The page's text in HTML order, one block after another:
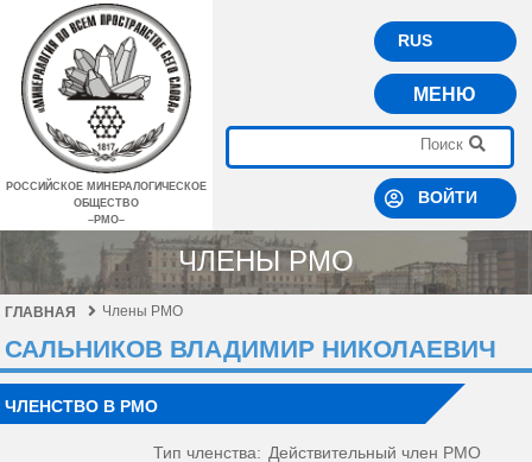
РОССИЙСКОЕ МИНЕРАЛОГИЧЕСКОЕ
ОБЩЕСТВО
–РМО–
RUS
МЕНЮ
ВОЙТИ
ЧЛЕНЫ РМО
ГЛАВНАЯ Члены РМО
САЛЬНИКОВ ВЛАДИМИР НИКОЛАЕВИЧ
ЧЛЕНСТВО В РМО
Тип членства: Действительный член РМО